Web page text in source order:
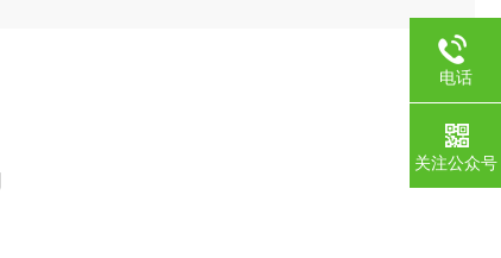
电话
关注公众号